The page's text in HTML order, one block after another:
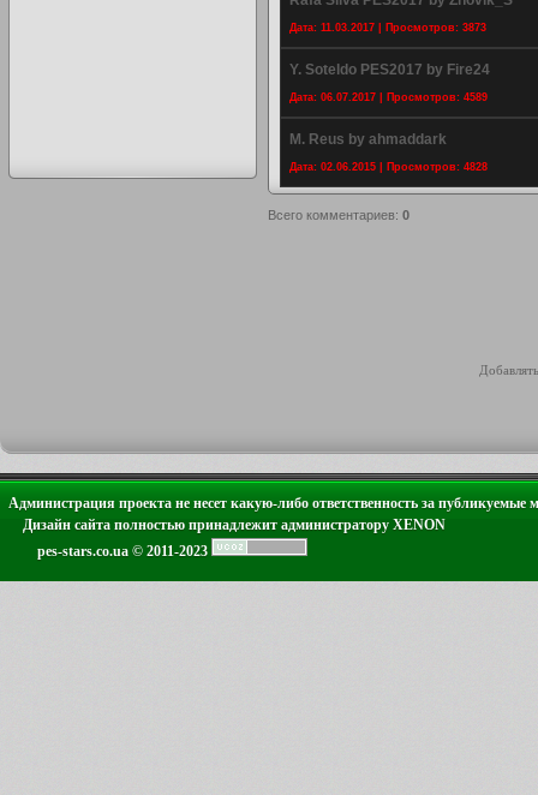
Дата: 11.03.2017 | Просмотров: 3873
Y. Soteldo PES2017 by Fire24
Дата: 06.07.2017 | Просмотров: 4589
M. Reus by ahmaddark
Дата: 02.06.2015 | Просмотров: 4828
Всего комментариев: 0
Администрация проекта не несет какую-либо ответственность за публикуемые
Дизайн сайта полностью принадлежит администратору XENON
pes-stars.co.ua © 2011-2023